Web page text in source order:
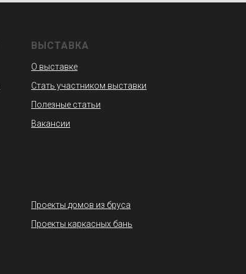
ВЫСТАВКА
О выставке
Стать участником выставки
Полезные статьи
Вакансии
Проекты домов из бруса
Проекты каркасных бань